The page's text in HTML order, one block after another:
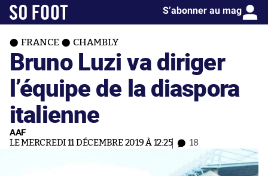
S’abonner au mag
FRANCE CHAMBLY
Bruno Luzi va diriger
l’équipe de la diaspora
italienne
AAF
LE MERCREDI 11 DÉCEMBRE 2019 À 12:25 18